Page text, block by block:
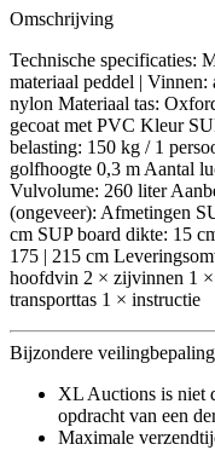
Omschrijving
Technische specificaties:
materiaal peddel |
nylon Materiaal tas:
gecoat met PVC Kleur
belasting: 150 kg / 1
golfhoogte 0,3 m Aantal
Vulvolume: 260 liter
(ongeveer): Afmetingen
cm SUP board dikte: 15
175 | 215 cm
hoofdvin 2 × zijvinnen 1
transporttas 1 × instructie
Bijzondere
XL Auctions is niet
opdracht van een
Maximale